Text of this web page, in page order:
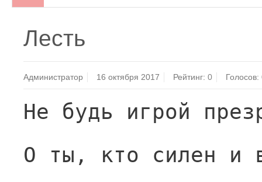
Лесть
Администратор 16 октября 2017 Рейтинг:0 Голосов:
Не будь игрой
О ты, кто силен и